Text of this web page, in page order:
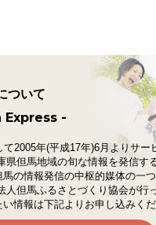
ついて
-
2005年(平成17年)6月よりサー
県但馬地域の旬な情報を発信す
馬の情報発信の中枢的媒体の一
人但馬ふるさとづくり協会が行
情報は下記よりお申し込みくだ